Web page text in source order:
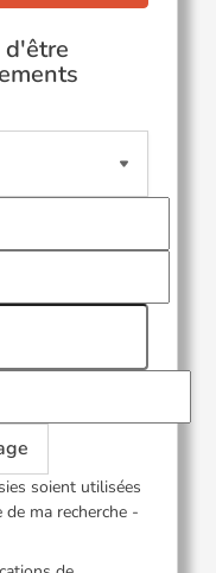
d'être
soient utilisées
ma recherche -